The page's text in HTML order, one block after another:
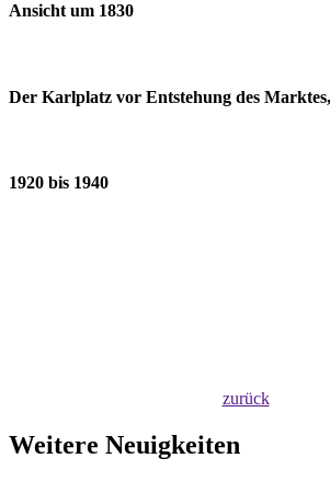
Ansicht um 1830
Der Karlplatz vor Entstehung des
1920 bis 1940
zurück
Weitere Neuigkeiten